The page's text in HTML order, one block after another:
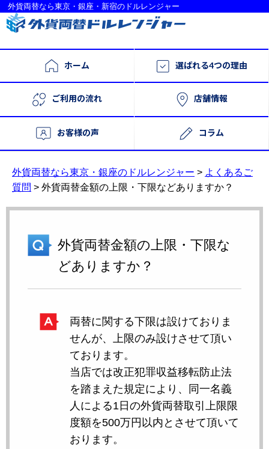
外貨両替なら東京・銀座・新宿のドルレンジャー
ホーム 選ばれる4つの理由
ご利用の流れ 店舗情報
お客様の声 コラム
外貨両替なら東京・銀座のドルレンジャー > よくあるご
質問 > 外貨両替金額の上限・下限などありますか？
外貨両替金額の上限・下限な
どありますか？
両替に関する下限は設けておりま
せんが、上限のみ設けさせて頂い
ております。
当店では改正犯罪収益移転防止法
を踏まえた規定により、同一名義
人による1日の外貨両替取引上限限
度額を500万円以内とさせて頂いて
おります。